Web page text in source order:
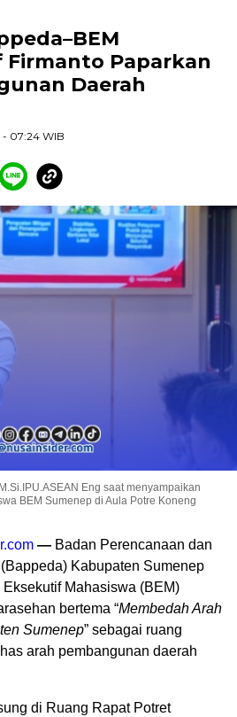
Firmanto Paparkan
Daerah
- 07:24 WIB
Eng saat menyampaikan
BEM Sumenep di Aula Potre Koneng
— Badan Perencanaan dan
Kabupaten Sumenep
Mahasiswa (BEM)
bertema “Membedah Arah
Sumenep” sebagai ruang
arah pembangunan daerah
di Ruang Rapat Potret